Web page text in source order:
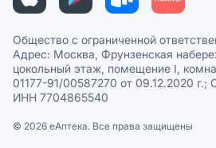
Общество с ограниченной
Адрес: Москва, Фрунзенская
цокольный этаж, помещение I,
01177-91/00587270 от 09.12.2020 г.;
ИНН 7704865540
© 2026 eАптека. Все права защищены